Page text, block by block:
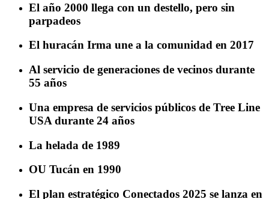
El año 2000 llega con un destello, pero sin
parpadeos
El huracán Irma une a la comunidad en 2017
Al servicio de generaciones de vecinos durante
55 años
Una empresa de servicios públicos de Tree Line
USA durante 24 años
La helada de 1989
OU Tucán en 1990
El plan estratégico Conectados 2025 se lanza en